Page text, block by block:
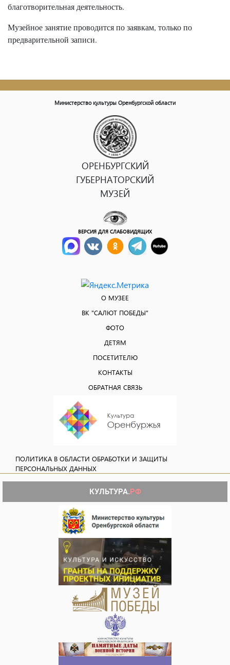
благотворительная деятельность.
Музейное занятие проводится по заявкам, только по
предварительной записи.
Министерство культуры Оренбургской области
ОРЕНБУРГСКИЙ
ГУБЕРНАТОРСКИЙ
МУЗЕЙ
ВЕРСИЯ ДЛЯ СЛАБОВИДЯЩИХ
О МУЗЕЕ
ВК "САЛЮТ ПОБЕДЫ"
ФОТО
ДЕТЯМ
ПОСЕТИТЕЛЮ
КОНТАКТЫ
ОБРАТНАЯ СВЯЗЬ
ПОЛИТИКА В ОБЛАСТИ ОБРАБОТКИ И ЗАЩИТЫ
ПЕРСОНАЛЬНЫХ ДАННЫХ